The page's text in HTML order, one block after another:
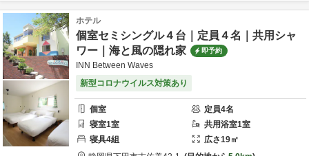
ホテル
個室セミシングル４台｜定員４名｜共用シャ
ワー｜海と風の隠れ家
即予約
INN Between Waves
新型コロナウイルス対策あり
個室 定員4名
寝室1室 共用浴室1室
寝具4組 広さ19㎡